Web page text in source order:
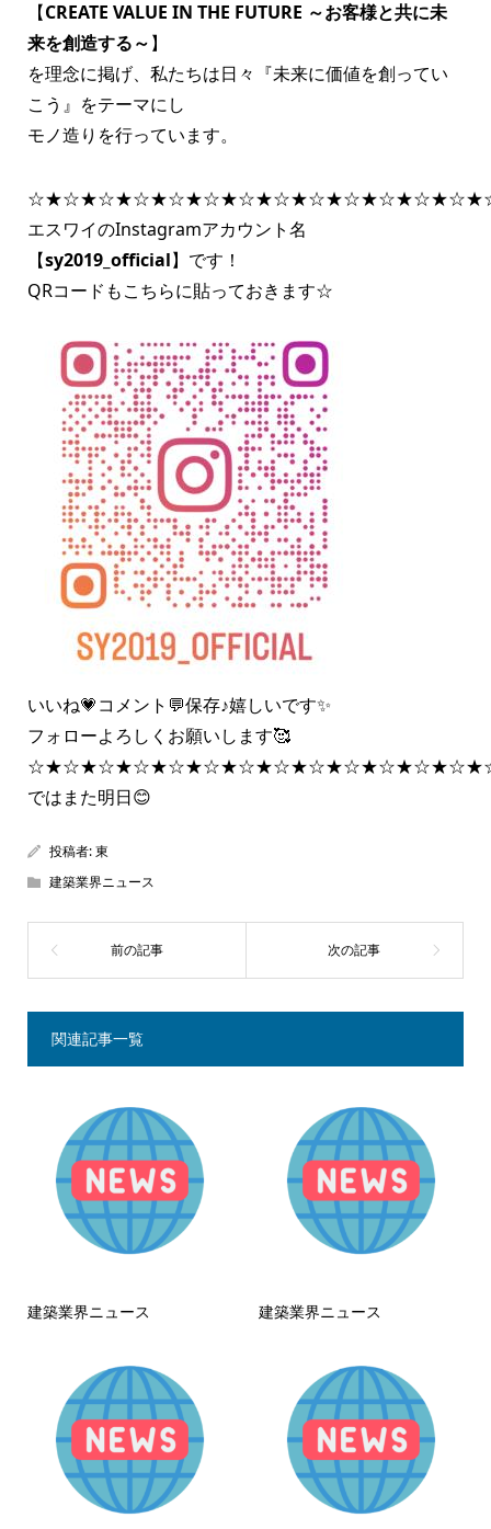
【CREATE VALUE IN THE FUTURE ～お客様と共に未
来を創造する～】
を理念に掲げ、私たちは日々『未来に価値を創ってい
こう』をテーマにし
モノ造りを行っています。
エスワイのInstagramアカウント名
【sy2019_official】です！
QRコードもこちらに貼っておきます☆
いいね💗コメント💬保存♪嬉しいです✨
フォローよろしくお願いします🥰
ではまた明日😊
投稿者:東
建築業界ニュース
関連記事一覧
建築業界ニュース 建築業界ニュース